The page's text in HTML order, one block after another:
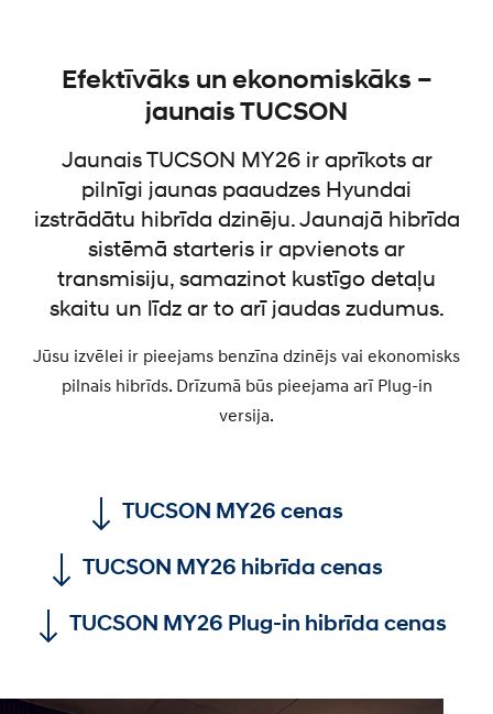
Efektīvāks un ekonomiskāks –
jaunais TUCSON
Jaunais TUCSON MY26 ir aprīkots ar
pilnīgi jaunas paaudzes Hyundai
izstrādātu hibrīda dzinēju. Jaunajā hibrīda
sistēmā starteris ir apvienots ar
transmisiju, samazinot kustīgo detaļu
skaitu un līdz ar to arī jaudas zudumus.
Jūsu izvēlei ir pieejams benzīna dzinējs vai ekonomisks
pilnais hibrīds. Drīzumā būs pieejama arī Plug-in
versija.
TUCSON MY26 cenas
TUCSON MY26 hibrīda cenas
TUCSON MY26 Plug-in hibrīda cenas